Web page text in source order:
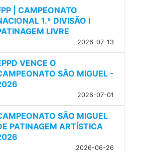
| CAMPEONATO
1.ª DIVISÃO l
LIVRE
2026-07-13
VENCE O
SÃO MIGUEL -
2026-07-01
SÃO MIGUEL
PATINAGEM ARTÍSTICA
2026-06-26